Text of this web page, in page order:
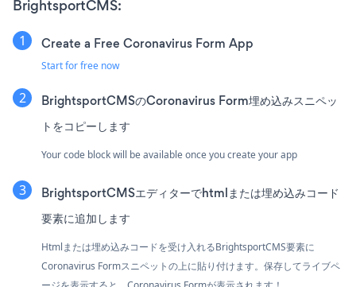
BrightsportCMS:
Create a Free Coronavirus Form App
Start for free now
BrightsportCMSのCoronavirus Form埋め込みスニペッ
トをコピーします
Your code block will be available once you create your app
BrightsportCMSエディターでhtmlまたは埋め込みコード
要素に追加します
Htmlまたは埋め込みコードを受け入れるBrightsportCMS要素に
Coronavirus Formスニペットの上に貼り付けます。保存してライブペ